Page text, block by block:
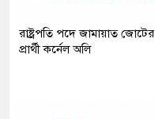
রাষ্ট্রপতি পদে জামায়াত জোটের
প্রার্থী কর্নেল অলি